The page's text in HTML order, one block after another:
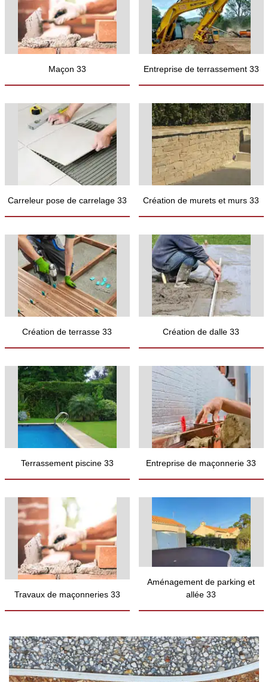
Maçon 33 Entreprise de terrassement 33
Carreleur pose de carrelage 33 Création de murets et murs 33
Création de terrasse 33 Création de dalle 33
Terrassement piscine 33 Entreprise de maçonnerie 33
Travaux de maçonneries 33
Aménagement de parking et
allée 33